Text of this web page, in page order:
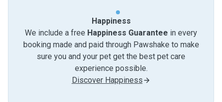
Happiness
We include a free Happiness Guarantee in every
booking made and paid through Pawshake to make
sure you and your pet get the best pet care
experience possible.
Discover Happiness